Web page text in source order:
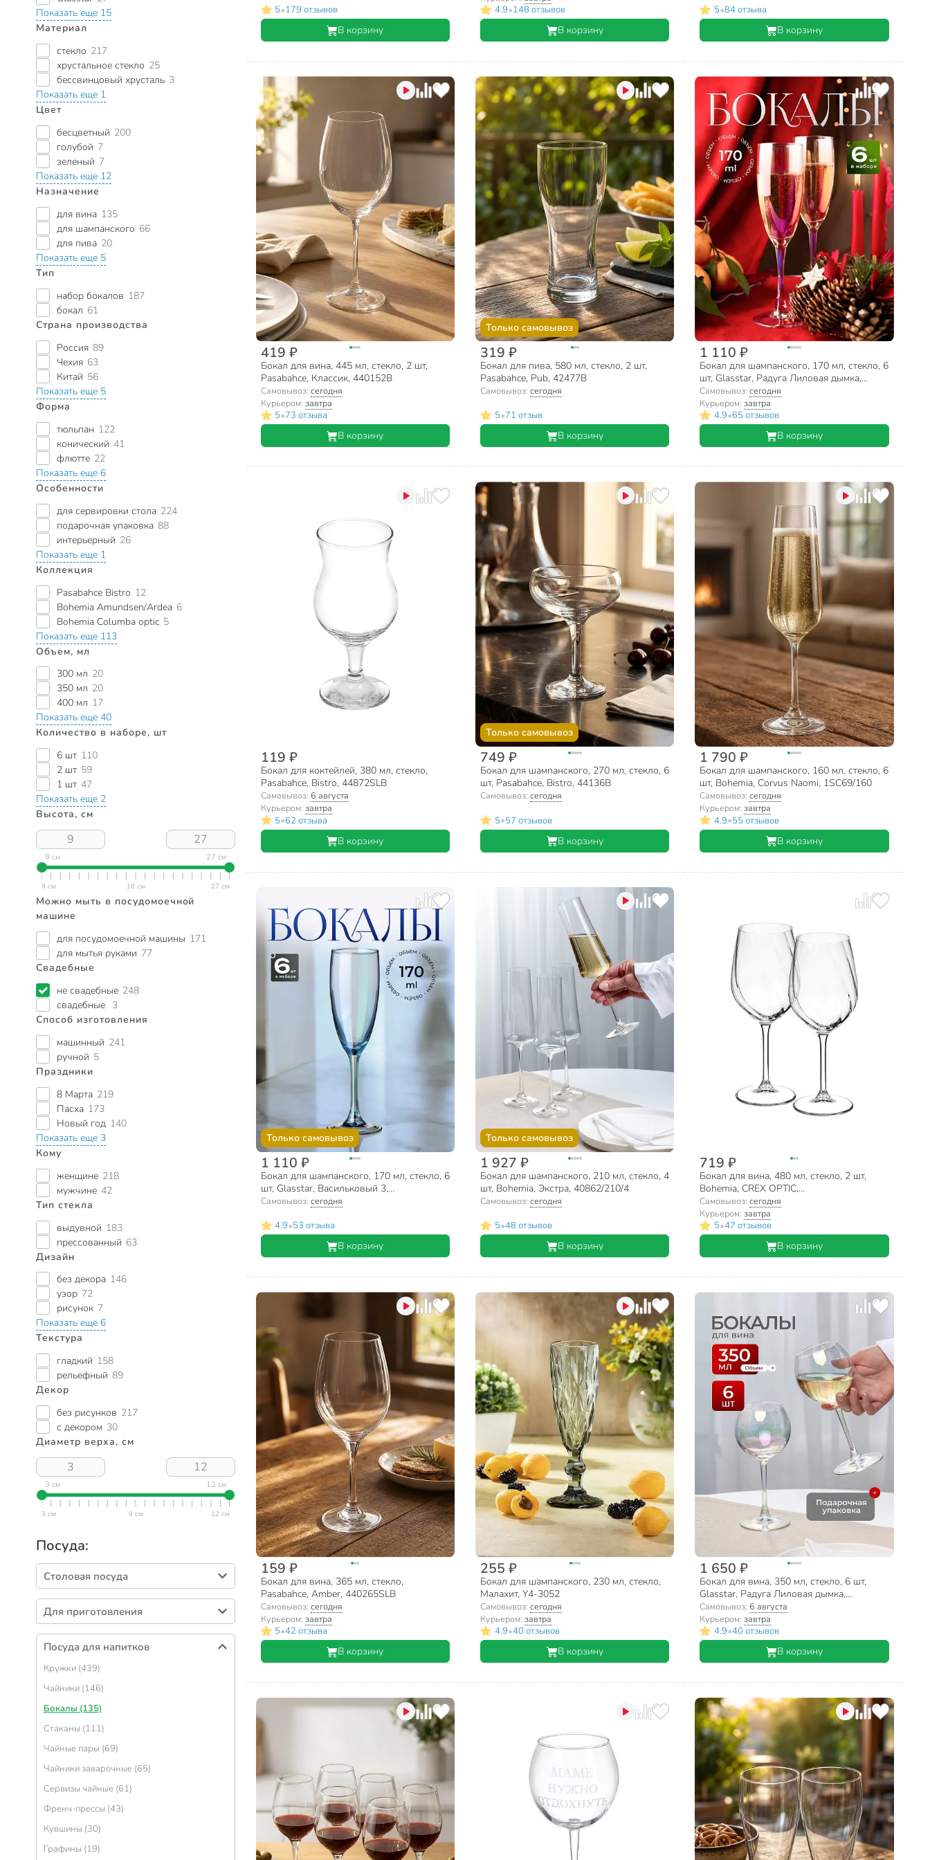
Показать еще 15
Материал
стекло 217
хрустальное стекло 25
бессвинцовый хрусталь 3
Показать еще 1
Цвет
бесцветный 200
голубой 7
зеленый 7
Показать еще 12
Назначение
для вина 135
для шампанского 66
для пива 20
Показать еще 5
Тип
набор бокалов 187
бокал 61
Страна производства
Россия 89
Чехия 63
Китай 56
Показать еще 5
Форма
тюльпан 122
конический 41
флютте 22
Показать еще 6
Особенности
для сервировки стола 224
подарочная упаковка 88
интерьерный 26
Показать еще 1
Коллекция
Pasabahce Bistro 12
Bohemia Amundsen/Ardea 6
Bohemia Columba optic 5
Показать еще 113
Объем, мл
300 мл 20
350 мл 20
400 мл 17
Показать еще 40
Количество в наборе, шт
6 шт 110
2 шт 59
1 шт 47
Показать еще 2
Высота, см
9 см 27 см
Можно мыть в посудомоечной
машине
для посудомоечной машины 171
для мытья руками 77
Свадебные
не свадебные 248
свадебные 3
Способ изготовления
машинный 241
ручной 5
Праздники
8 Марта 219
Пасха 173
Новый год 140
Показать еще 3
Кому
женщине 218
мужчине 42
Тип стекла
выдувной 183
прессованный 63
Дизайн
без декора 146
узор 72
рисунок 7
Показать еще 6
Текстура
гладкий 158
рельефный 89
Декор
без рисунков 217
с декором 30
Диаметр верха, см
3 см 12 см
Посуда:
Столовая посуда
Тарелки (414)
Салатники (330)
Столовые приборы (274)
(51)
Менажницы (39)
Салфетницы (32)
Сахарницы (31)
Одноразовая посуда (30)
Бульонницы (20)
Для приготовления
Кастрюли (436)
Сковороды (315)
Формы для выпечки (267)
Наборы посуды (112)
Ковшики (56)
Крышки для посуды (54)
Казаны (48)
Горшочки для запекания (47)
Сотейники (40)
Блинницы (27)
Дуршлаги (15)
Посуда для хозяйственных нужд (14)
Посуда для напитков
Кружки (439)
Чайники (146)
Бокалы (135)
Стаканы (111)
Чайные пары (69)
Чайники заварочные (65)
Сервизы чайные (61)
Френч-прессы (43)
Кувшины (30)
Графины (19)
5•179 отзывов
В корзину
4.9•148 отзывов
В корзину
5•84 отзыва
В корзину
419 ₽
Бокал для вина, 445 мл, стекло, 2 шт,
Pasabahce, Классик, 440152B
Самовывоз: сегодня
Курьером: завтра
5•73 отзыва
В корзину
Только самовывоз
319 ₽
Бокал для пива, 580 мл, стекло, 2 шт,
Pasabahce, Pub, 42477B
Самовывоз: сегодня
5•71 отзыв
В корзину
1 110 ₽
Бокал для шампанского, 170 мл, стекло, 6
шт, Glasstar, Радуга Лиловая дымка,
RNLD_1687_3
Самовывоз:сегодня
Курьером:завтра
4.9•65 отзывов
В корзину
119 ₽
Бокал для коктейлей, 380 мл, стекло,
Pasabahce, Bistro, 44872SLB
Самовывоз: 6 августа
Курьером: завтра
5•62 отзыва
В корзину
Только самовывоз
749 ₽
Бокал для шампанского, 270 мл, стекло, 6
шт, Pasabahce, Bistro, 44136В
Самовывоз: сегодня
5•57 отзывов
В корзину
1 790 ₽
Бокал для шампанского, 160 мл, стекло, 6
шт, Bohemia, Corvus Naomi, 1SC69/160
Самовывоз:сегодня
Курьером:завтра
4.9•55 отзывов
В корзину
Только самовывоз
1 110 ₽
Бокал для шампанского, 170 мл, стекло, 6
шт, Glasstar, Васильковый 3,
RNVS_1687_3
Самовывоз: сегодня
4.9•53 отзыва
В корзину
Только самовывоз
1 927 ₽
Бокал для шампанского, 210 мл, стекло, 4
шт, Bohemia, Экстра, 40862/210/4
Самовывоз: сегодня
5•48 отзывов
В корзину
719 ₽
Бокал для вина, 480 мл, стекло, 2 шт,
Bohemia, CREX OPTIC,
91L/1SJ86/0/00000/480-264
Самовывоз:сегодня
Курьером:завтра
5•47 отзывов
В корзину
159 ₽
Бокал для вина, 365 мл, стекло,
Pasabahce, Amber, 440265SLB
Самовывоз: сегодня
Курьером: завтра
5•42 отзыва
В корзину
255 ₽
Бокал для шампанского, 230 мл, стекло,
Малахит, Y4-3052
Самовывоз: сегодня
Курьером: завтра
4.9•40 отзывов
В корзину
1 650 ₽
Бокал для вина, 350 мл, стекло, 6 шт,
Glasstar, Радуга Лиловая дымка,
RNLD_1819_9
Самовывоз: 6 августа
Курьером:завтра
4.9•40 отзывов
В корзину